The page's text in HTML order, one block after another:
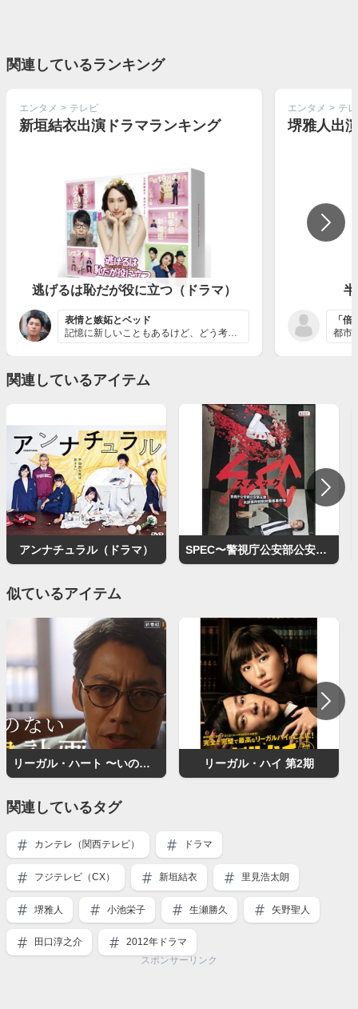
関連しているランキング
エンタメ > テレビ
新垣結衣出演ドラマランキング
逃げるは恥だが役に立つ（ドラマ）
表情と嫉妬とベッド
記憶に新しいこともあるけど、どう考えても新垣結衣の代表...
エンタメ > テ
堺雅人出
「
関連しているアイテム
アンナチュラル（ドラマ） SPEC〜警視庁公安部公安第五課 未詳事件特別対策係事件簿〜
似ているアイテム
リーガル・ハート 〜いのちの再建弁護士〜 リーガル・ハイ 第2期
関連しているタグ
カンテレ（関西テレビ） ドラマ
フジテレビ（CX） 新垣結衣 里見浩太朗
堺雅人 小池栄子 生瀬勝久 矢野聖人
田口淳之介
2012年ドラマ
スポンサーリンク